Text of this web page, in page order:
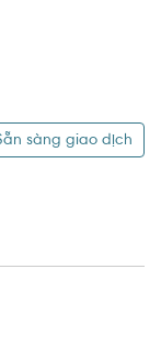
sàng giao dịch